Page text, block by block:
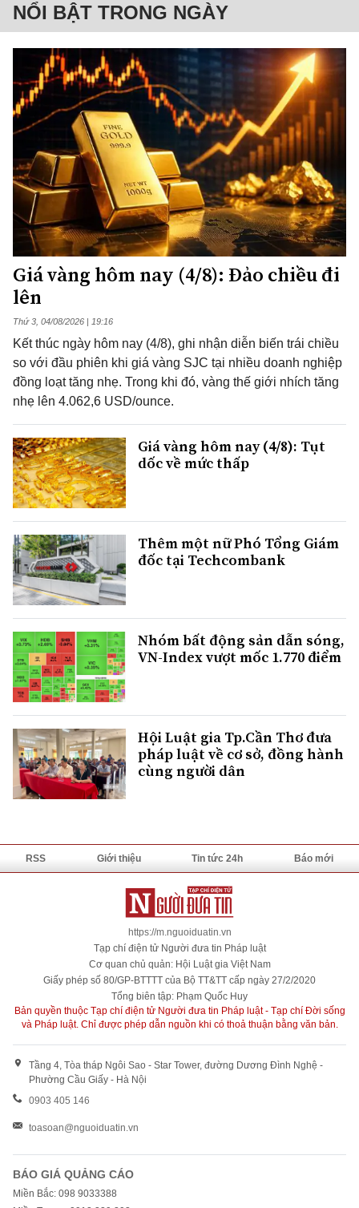
NỔI BẬT TRONG NGÀY
Giá vàng hôm nay (4/8): Đảo chiều đi
lên
Thứ 3, 04/08/2026 | 19:16
Kết thúc ngày hôm nay (4/8), ghi nhận diễn biến trái chiều
so với đầu phiên khi giá vàng SJC tại nhiều doanh nghiệp
đồng loạt tăng nhẹ. Trong khi đó, vàng thế giới nhích tăng
nhẹ lên 4.062,6 USD/ounce.
Giá vàng hôm nay (4/8): Tụt
dốc về mức thấp
Thêm một nữ Phó Tổng Giám
đốc tại Techcombank
Nhóm bất động sản dẫn sóng,
VN-Index vượt mốc 1.770 điểm
Hội Luật gia Tp.Cần Thơ đưa
pháp luật về cơ sở, đồng hành
cùng người dân
RSS Giới thiệu Tin tức 24h Báo mới
https://m.nguoiduatin.vn
Tạp chí điện tử Người đưa tin Pháp luật
Cơ quan chủ quản: Hội Luật gia Việt Nam
Giấy phép số 80/GP-BTTTT của Bộ TT&TT cấp ngày 27/2/2020
Tổng biên tập: Phạm Quốc Huy
Bản quyền thuộc Tạp chí điện tử Người đưa tin Pháp luật - Tạp chí Đời sống
và Pháp luật. Chỉ được phép dẫn nguồn khi có thoả thuận bằng văn bản.
Tầng 4, Tòa tháp Ngôi Sao - Star Tower, đường Dương Đình Nghệ -
Phường Cầu Giấy - Hà Nội
0903 405 146
toasoan@nguoiduatin.vn
BÁO GIÁ QUẢNG CÁO
Miền Bắc: 098 9033388